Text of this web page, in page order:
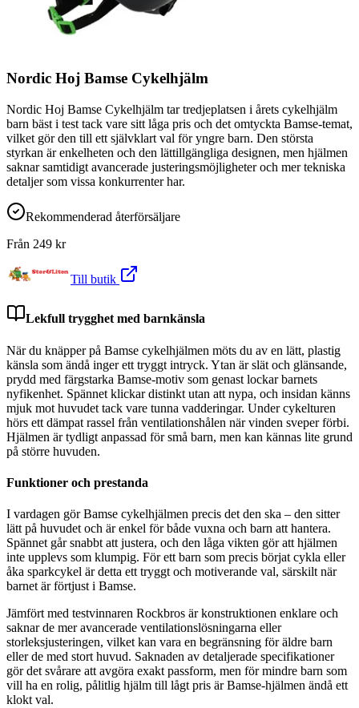
Nordic Hoj Bamse Cykelhjälm
Nordic Hoj Bamse Cykelhjälm tar tredjeplatsen i årets cykelhjälm
barn bäst i test tack vare sitt låga pris och det omtyckta Bamse-temat,
vilket gör den till ett självklart val för yngre barn. Den största
styrkan är enkelheten och den lättillgängliga designen, men hjälmen
saknar samtidigt avancerade justeringsmöjligheter och mer tekniska
detaljer som vissa konkurrenter har.
Rekommenderad återförsäljare
Från 249 kr
Till butik
Lekfull trygghet med barnkänsla
När du knäpper på Bamse cykelhjälmen möts du av en lätt, plastig
känsla som ändå inger ett tryggt intryck. Ytan är slät och glänsande,
prydd med färgstarka Bamse-motiv som genast lockar barnets
nyfikenhet. Spännet klickar distinkt utan att nypa, och insidan känns
mjuk mot huvudet tack vare tunna vadderingar. Under cykelturen
hörs ett dämpat rassel från ventilationshålen när vinden sveper förbi.
Hjälmen är tydligt anpassad för små barn, men kan kännas lite grund
på större huvuden.
Funktioner och prestanda
I vardagen gör Bamse cykelhjälmen precis det den ska – den sitter
lätt på huvudet och är enkel för både vuxna och barn att hantera.
Spännet går snabbt att justera, och den låga vikten gör att hjälmen
inte upplevs som klumpig. För ett barn som precis börjat cykla eller
åka sparkcykel är detta ett tryggt och motiverande val, särskilt när
barnet är förtjust i Bamse.
Jämfört med testvinnaren Rockbros är konstruktionen enklare och
saknar de mer avancerade ventilationslösningarna eller
storleksjusteringen, vilket kan vara en begränsning för äldre barn
eller de med stort huvud. Saknaden av detaljerade specifikationer
gör det svårare att avgöra exakt passform, men för mindre barn som
vill ha en rolig, pålitlig hjälm till lågt pris är Bamse-hjälmen ändå ett
klokt val.